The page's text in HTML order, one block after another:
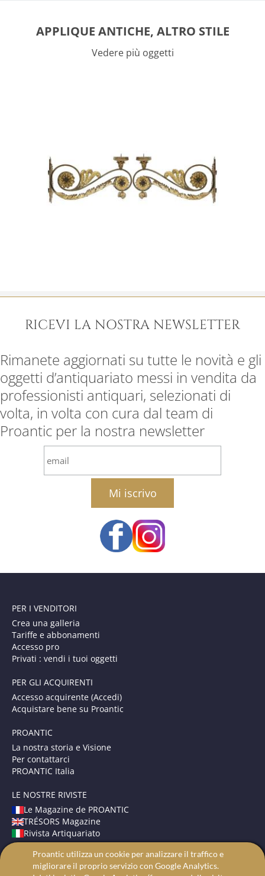
APPLIQUE ANTICHE, ALTRO STILE
Vedere più oggetti
RICEVI LA NOSTRA NEWSLETTER
Rimanete aggiornati su tutte le novità e gli
oggetti d’antiquariato messi in vendita da
professionisti antiquari, selezionati di
volta, in volta con cura dal team di
Proantic per la nostra newsletter
email
PER I VENDITORI
Crea una galleria
Tariffe e abbonamenti
Accesso pro
Privati : vendi i tuoi oggetti
PER GLI ACQUIRENTI
Accesso acquirente (Accedi)
Acquistare bene su Proantic
PROANTIC
La nostra storia e Visione
Per contattarci
PROANTIC Italia
LE NOSTRE RIVISTE
Le Magazine de PROANTIC
TRÉSORS Magazine
Rivista Artiquariato
TERMINI E CONDIZIONI
Avvisi Legali
Proantic utilizza un cookie per analizzare il traffico e
migliorare il proprio servizio con Google Analytics.